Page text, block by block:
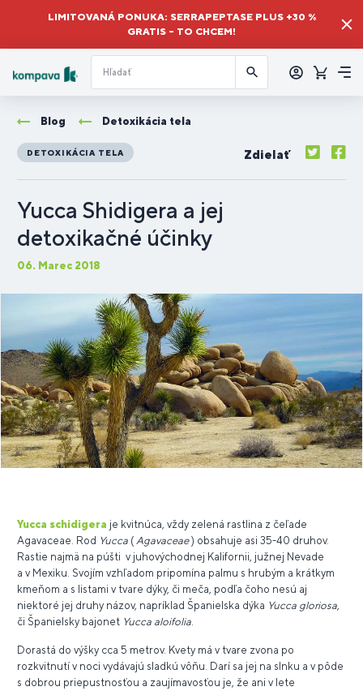
LIMITOVANÁ PONUKA: SERRAPEPTASE PLUS +30 %
GRATIS – TO CHCEM!
sa
Košík
Blog Detoxikácia tela
DETOXIKÁCIA TELA Zdielať
Yucca Shidigera a jej
detoxikačné účinky
06. Marec 2018
Yucca schidigera je kvitnúca, vždy zelená rastlina z čeľade
Agavaceae. Rod Yucca ( Agavaceae) obsahuje asi 35-40 druhov.
Rastie najmä na púšti v juhovýchodnej Kalifornii, južnej Nevade
a v Mexiku. Svojím vzhľadom pripomína palmu s hrubým a krátkym
kmeňom a s listami v tvare dýky, či meča, podľa čoho nesú aj
niektoré jej druhy názov, napríklad Španielska dýka Yucca gloriosa
či Španielsky bajonet Yucca aloifolia
Dorastá do výšky cca 5 metrov. Kvety má v tvare zvona po
rozkvitnutí v noci vydávajú sladkú vôňu. Darí sa jej na slnku a v pôde
s dobrou priepustnosťou a zaujímavosťou je, že ani v lete